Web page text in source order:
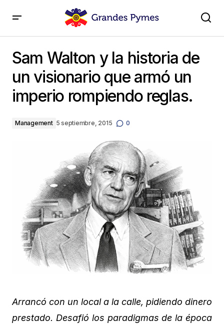
imperio rompiendo reglas.
Sam Walton y la historia de
un visionario que armó un
imperio rompiendo reglas.
Management 5 septiembre, 2015 0
Arrancó con un local a la calle, pidiendo dinero
prestado. Desafió los paradigmas de la época